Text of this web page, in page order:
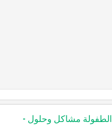
الطفولة مشاكل وحلول -